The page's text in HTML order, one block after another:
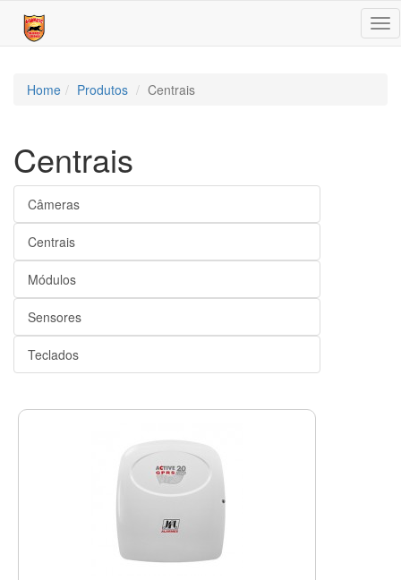
Home Produtos Centrais
Centrais
Câmeras
Centrais
Módulos
Sensores
Teclados